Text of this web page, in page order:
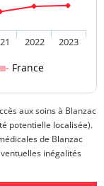
France
2022 2023
aux soins à Blanzac
potentielle localisée).
de Blanzac
inégalités